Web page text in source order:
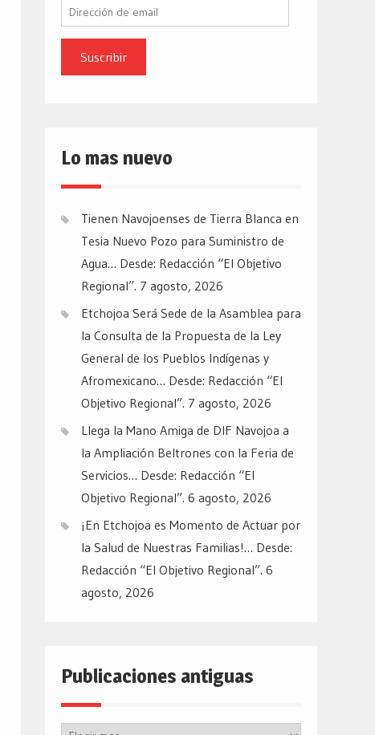
Dirección
email
Lo mas nuevo
Tienen Navojoenses de Tierra Blanca en
Tesia Nuevo Pozo para Suministro de
Agua… Desde: Redacción “El Objetivo
Regional”. 7 agosto, 2026
Etchojoa Será Sede de la Asamblea para
la Consulta de la Propuesta de la Ley
General de los Pueblos Indígenas y
Afromexicano… Desde: Redacción “El
Objetivo Regional”. 7 agosto, 2026
Llega la Mano Amiga de DIF Navojoa a
la Ampliación Beltrones con la Feria de
Servicios… Desde: Redacción “El
Objetivo Regional”. 6 agosto, 2026
¡En Etchojoa es Momento de Actuar por
la Salud de Nuestras Familias!… Desde:
Redacción “El Objetivo Regional”. 6
agosto, 2026
Publicaciones antiguas